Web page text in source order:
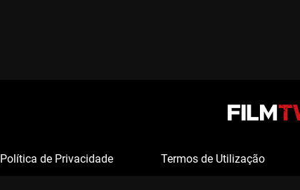
Política de Privacidade Termos de Utilização